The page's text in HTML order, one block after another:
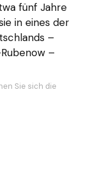
fünf Jahre
in eines der
–
–
Sie sich die